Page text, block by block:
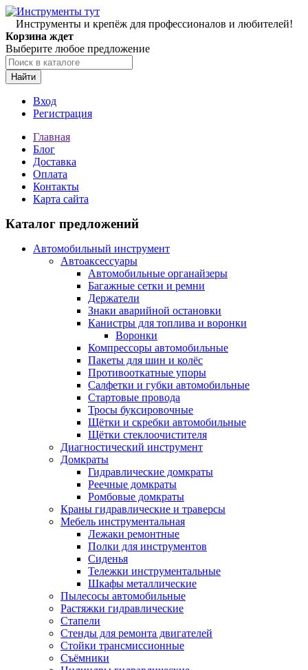
Инструменты и крепёж для профессионалов и любителей!
Корзина ждет
Выберите любое предложение
Найти
Вход
Регистрация
Главная
Блог
Доставка
Оплата
Контакты
Карта сайта
Каталог предложений
Автомобильный инструмент
Автоаксессуары
Автомобильные органайзеры
Багажные сетки и ремни
Держатели
Знаки аварийной остановки
Канистры для топлива и воронки
Воронки
Компрессоры автомобильные
Пакеты для шин и колёс
Противооткатные упоры
Салфетки и губки автомобильные
Стартовые провода
Тросы буксировочные
Щётки и скребки автомобильные
Щётки стеклоочистителя
Диагностический инструмент
Домкраты
Гидравлические домкраты
Реечные домкраты
Ромбовые домкраты
Краны гидравлические и траверсы
Мебель инструментальная
Лежаки ремонтные
Полки для инструментов
Сиденья
Тележки инструментальные
Шкафы металлические
Пылесосы автомобильные
Растяжки гидравлические
Стапели
Стенды для ремонта двигателей
Стойки трансмиссионные
Съёмники